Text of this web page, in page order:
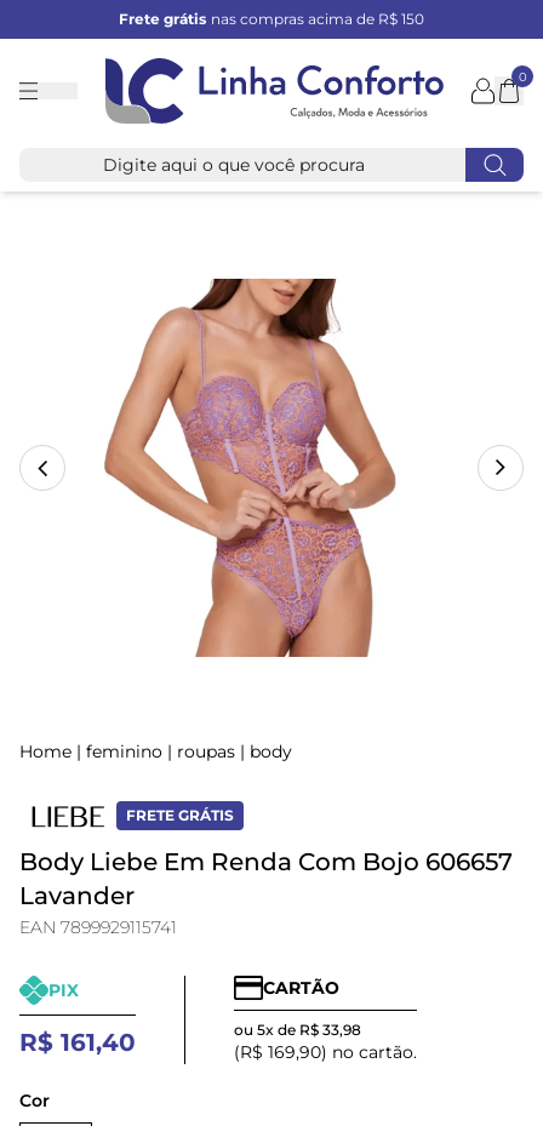
Frete grátis nas compras acima de R$ 150
Linha
0
Home | feminino | roupas | body
FRETE GRÁTIS
Body Liebe Em Renda Com Bojo 606657
Lavander
EAN 7899929115741
PIX
R$ 161,40
CARTÃO
ou 5x de R$ 33,98
(R$ 169,90) no cartão.
Cor